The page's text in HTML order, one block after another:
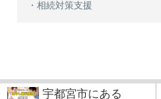
・相続対策支援
宇都宮市にある